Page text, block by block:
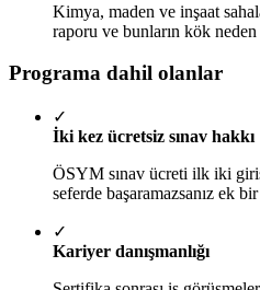
Kimya, maden ve inşaat
raporu ve bunların kök neden
Programa dahil olanlar
✓
İki kez ücretsiz sınav hakkı
ÖSYM sınav ücreti ilk iki
seferde başaramazsanız ek
✓
Kariyer danışmanlığı